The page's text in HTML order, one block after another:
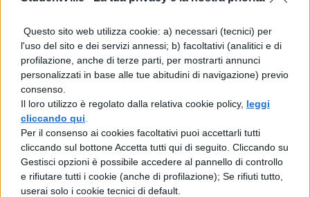
Questo sito web utilizza cookie: a) necessari (tecnici) per
l'uso del sito e dei servizi annessi; b) facoltativi (analitici e di
profilazione, anche di terze parti, per mostrarti annunci
personalizzati in base alle tue abitudini di navigazione) previo
consenso.
Il loro utilizzo è regolato dalla relativa cookie policy, leggi
cliccando qui
Per il consenso ai cookies facoltativi puoi accettarli tutti
cliccando sul bottone Accetta tutti qui di seguito. Cliccando su
Gestisci opzioni è possibile accedere al pannello di controllo
e rifiutare tutti i cookie (anche di profilazione); Se rifiuti tutto,
userai solo i cookie tecnici di default.
Mara Maionchi è uno dei personaggi più
amati diX Factor. Ha partecipato come
giudice alleprime quattro edizionidel
talent show, dal 2008 al
2010. Nella prima e seconda edizione è
affiancata da Simona Ventura e Morgan,
nella terza da Morgan e Claudia Mori e
nella quarta da Elio, Enrico Ruggeri e Anna